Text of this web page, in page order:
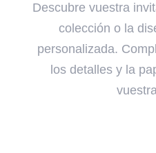
Descubre vuestra
colección o la
personalizada.
los detalles y la